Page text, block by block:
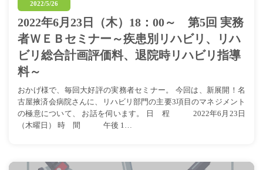
2022/5/26
2022年6月23日（木）18：00～ 第5回 実務
者ＷＥＢセミナー～疾患別リハビリ、リハ
ビリ総合計画評価料、退院時リハビリ指導
料～
おかげ様で、毎回大好評の実務者セミナー。 今回は、新展開！名
古屋掖済会病院さんに、リハビリ部門の主要3項目のマネジメント
の極意について、 お話を伺います。 日 程 2022年6月23日
（木曜日） 時 間 午後 1…